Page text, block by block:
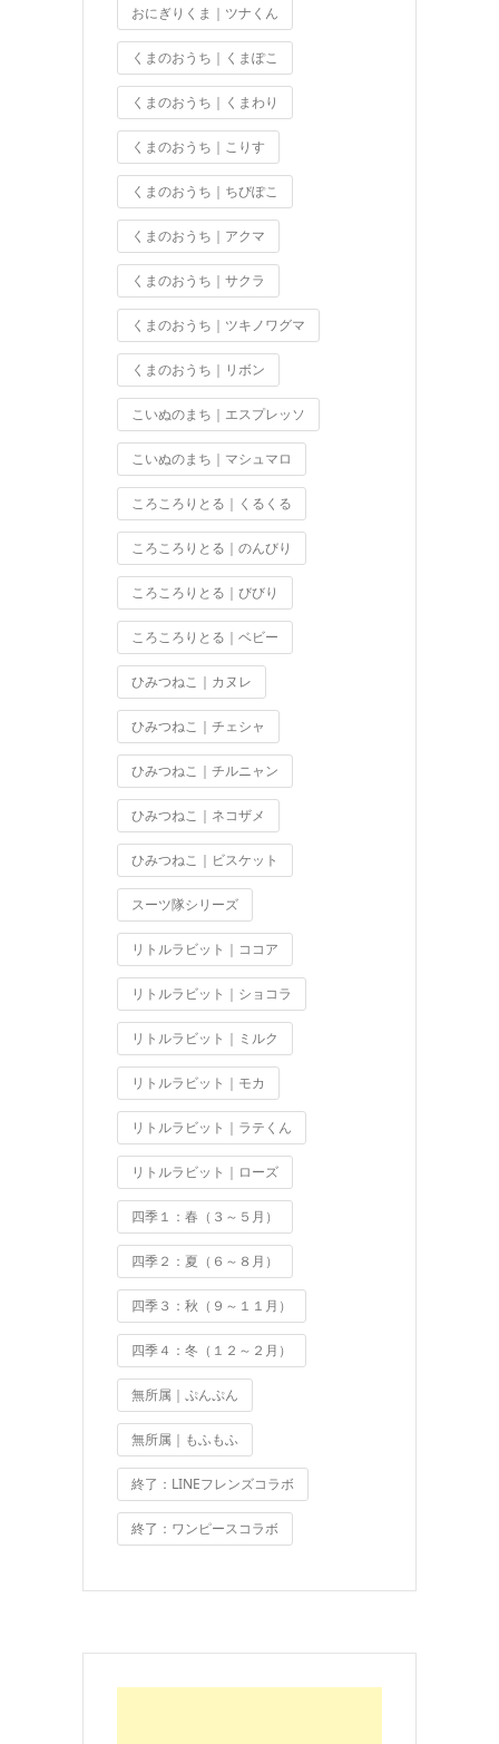
おにぎりくま｜ツナくん
くまのおうち｜くまぽこ
くまのおうち｜くまわり
くまのおうち｜こりす
くまのおうち｜ちびぽこ
くまのおうち｜アクマ
くまのおうち｜サクラ
くまのおうち｜ツキノワグマ
くまのおうち｜リボン
こいぬのまち｜エスプレッソ
こいぬのまち｜マシュマロ
ころころりとる｜くるくる
ころころりとる｜のんびり
ころころりとる｜びびり
ころころりとる｜ベビー
ひみつねこ｜カヌレ
ひみつねこ｜チェシャ
ひみつねこ｜チルニャン
ひみつねこ｜ネコザメ
ひみつねこ｜ビスケット
スーツ隊シリーズ
リトルラビット｜ココア
リトルラビット｜ショコラ
リトルラビット｜ミルク
リトルラビット｜モカ
リトルラビット｜ラテくん
リトルラビット｜ローズ
四季１：春（３～５月）
四季２：夏（６～８月）
四季３：秋（９～１１月）
四季４：冬（１２～２月）
無所属｜ぷんぷん
無所属｜もふもふ
終了：LINEフレンズコラボ
終了：ワンピースコラボ